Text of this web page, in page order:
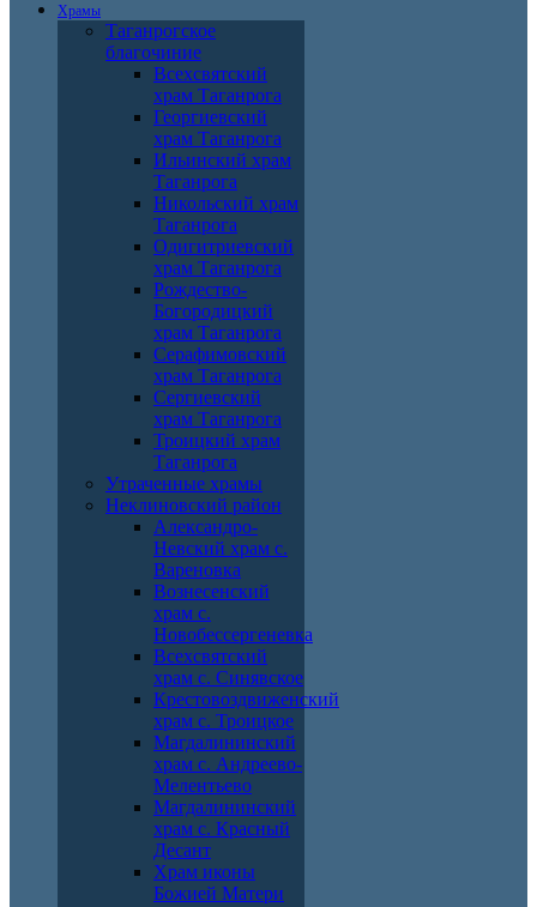
Храмы
Таганрогское
благочиние
Всехсвятский
храм Таганрога
Георгиевский
храм Таганрога
Ильинский храм
Таганрога
Никольский храм
Таганрога
Одигитриевский
храм Таганрога
Рождество-
Богородицкий
храм Таганрога
Серафимовский
храм Таганрога
Сергиевский
храм Таганрога
Троицкий храм
Таганрога
Утраченные храмы
Неклиновский район
Александро-
Невский храм с.
Вареновка
Вознесенский
храм с.
Новобессергеневка
Всехсвятский
храм с. Синявское
Крестовоздвиженский
храм с. Троицкое
Магдалининский
храм с. Андреево-
Мелентьево
Магдалининский
храм с. Красный
Десант
Храм иконы
Божией Матери